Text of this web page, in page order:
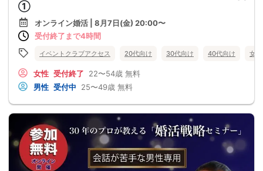
①
オンライン婚活 | 8月7日(金) 20:00〜
受付終了まで4時間
イベントクラブアクセス 20代向け 30代向け 40代向け 女
女性 受付終了 22〜54歳 無料
男性 受付中 25〜49歳 無料